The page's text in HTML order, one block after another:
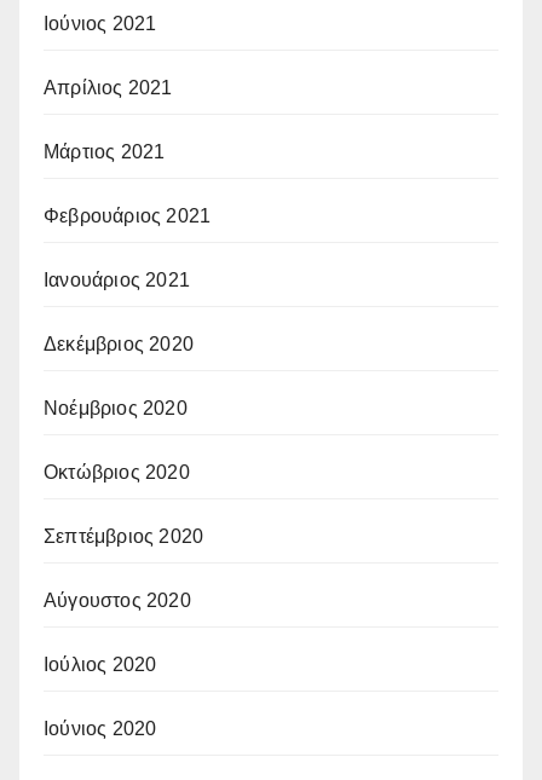
Ιούνιος 2021
Απρίλιος 2021
Μάρτιος 2021
Φεβρουάριος 2021
Ιανουάριος 2021
Δεκέμβριος 2020
Νοέμβριος 2020
Οκτώβριος 2020
Σεπτέμβριος 2020
Αύγουστος 2020
Ιούλιος 2020
Ιούνιος 2020